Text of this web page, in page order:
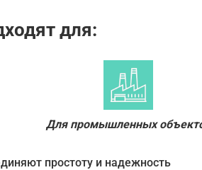
для:
Для промышленных
простоту и надежность